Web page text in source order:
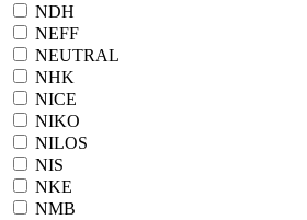
NDH
NEFF
NEUTRAL
NHK
NICE
NIKO
NILOS
NIS
NKE
NMB